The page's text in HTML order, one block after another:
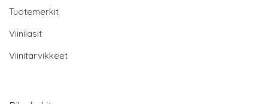
Tuotemerkit
Viinilasit
Viinitarvikkeet